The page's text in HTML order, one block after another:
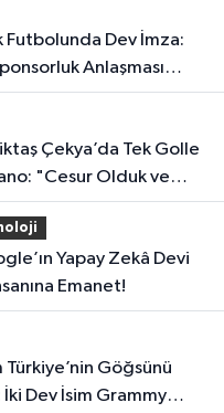
Anlaşması
"Cesur Olduk ve
Emanet!
Dev İsim Grammy